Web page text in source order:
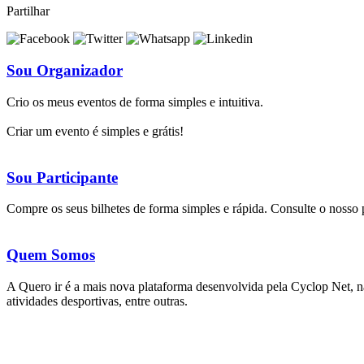
Partilhar
Sou Organizador
Crio os meus eventos de forma simples e intuitiva.
Criar um evento é simples e grátis!
Sou Participante
Compre os seus bilhetes de forma simples e rápida. Consulte o nosso
Quem Somos
A Quero ir é a mais nova plataforma desenvolvida pela Cyclop Net,
atividades desportivas, entre outras.